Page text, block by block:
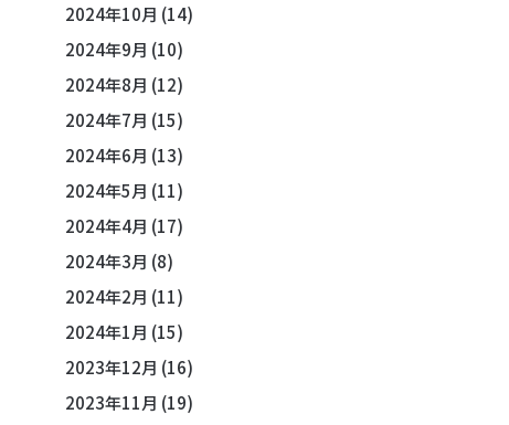
2024年10月 (14)
2024年9月 (10)
2024年8月 (12)
2024年7月 (15)
2024年6月 (13)
2024年5月 (11)
2024年4月 (17)
2024年3月 (8)
2024年2月 (11)
2024年1月 (15)
2023年12月 (16)
2023年11月 (19)